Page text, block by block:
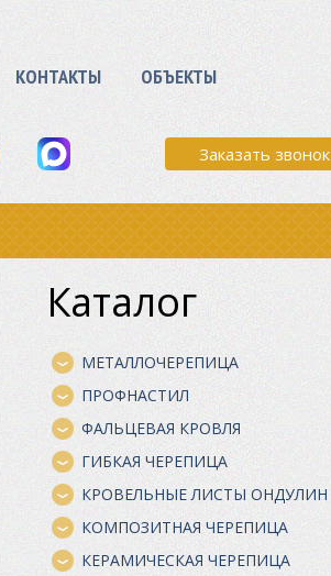
КОНТАКТЫ ОБЪЕКТЫ
Заказать звонок
Каталог
МЕТАЛЛОЧЕРЕПИЦА
ПРОФНАСТИЛ
ФАЛЬЦЕВАЯ КРОВЛЯ
ГИБКАЯ ЧЕРЕПИЦА
КРОВЕЛЬНЫЕ ЛИСТЫ ОНДУЛИН
КОМПОЗИТНАЯ ЧЕРЕПИЦА
КЕРАМИЧЕСКАЯ ЧЕРЕПИЦА